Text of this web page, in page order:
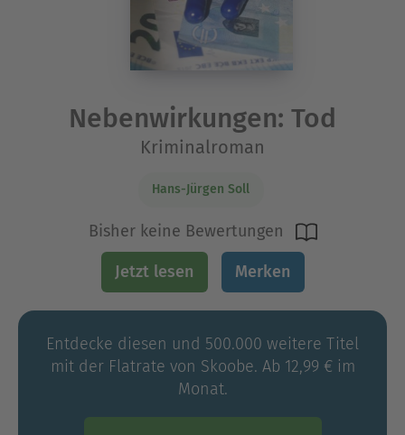
Nebenwirkungen: Tod
Kriminalroman
Hans-Jürgen Soll
Bisher keine Bewertungen
Jetzt lesen Merken
Entdecke diesen und 500.000 weitere Titel
mit der Flatrate von Skoobe. Ab 12,99 € im
Monat.